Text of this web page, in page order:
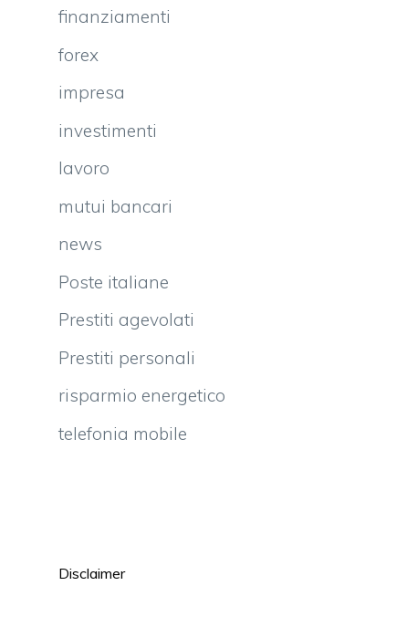
finanziamenti
forex
impresa
investimenti
lavoro
mutui bancari
news
Poste italiane
Prestiti agevolati
Prestiti personali
risparmio energetico
telefonia mobile
Disclaimer